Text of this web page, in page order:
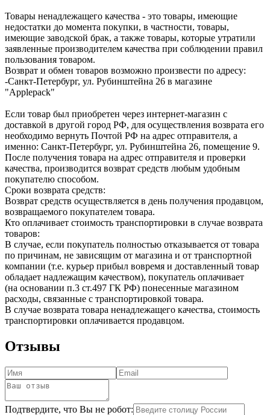
Товары ненадлежащего качества - это товары, имеющие
недостатки до момента покупки, в частности, товары,
имеющие заводской брак, а также товары, которые утратили
заявленные производителем качества при соблюдении правил
пользования товаром.
Возврат и обмен товаров возможно произвести по адресу:
-Санкт-Петербург, ул. Рубинштейна 26 в магазине
"Applepack"
Если товар был приобретен через интернет-магазин с
доставкой в другой город РФ, для осуществления возврата его
необходимо вернуть Почтой РФ на адрес отправителя, а
именно: Санкт-Петербург, ул. Рубинштейна 26, помещение 9.
После получения товара на адрес отправителя и проверки
качества, производится возврат средств любым удобным
покупателю способом.
Сроки возврата средств:
Возврат средств осуществляется в день получения продавцом,
возвращаемого покупателем товара.
Кто оплачивает стоимость транспортировки в случае возврата
товаров:
В случае, если покупатель полностью отказывается от товара
по причинам, не зависящим от магазина и от транспортной
компании (т.е. курьер прибыл вовремя и доставленный товар
обладает надлежащим качеством), покупатель оплачивает
(на основании п.3 ст.497 ГК РФ) понесенные магазином
расходы, связанные с транспортировкой товара.
В случае возврата товара ненадлежащего качества, стоимость
транспортировки оплачивается продавцом.
Отзывы
Подтвердите, что Вы не робот: